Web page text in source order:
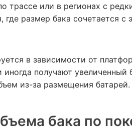
трассе или в регионах с
размер бака сочетается
в зависимости от
получают
из-за размещения батарей.
бака по